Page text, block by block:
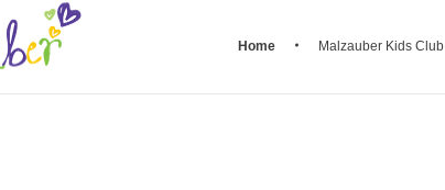
Home Malzauber Kids Club